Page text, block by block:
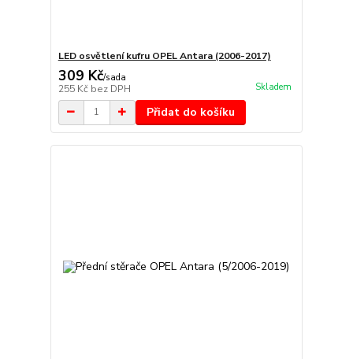
LED osvětlení kufru OPEL Antara (2006-2017)
309 Kč/sada
255 Kč bez DPH Skladem
Přidat do košíku